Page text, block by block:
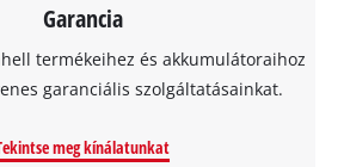
Garancia
termékeihez és akkumulátoraihoz
garanciális szolgáltatásainkat.
meg kínálatunkat